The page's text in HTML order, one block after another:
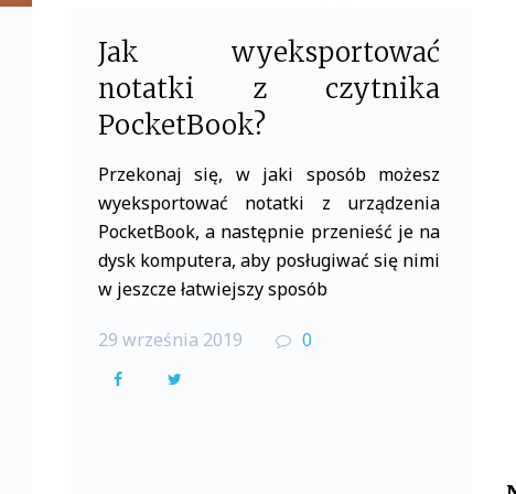
Jak wyeksportować
notatki z czytnika
PocketBook?
Przekonaj się, w jaki sposób możesz
wyeksportować notatki z urządzenia
PocketBook, a następnie przenieść je na
dysk komputera, aby posługiwać się nimi
w jeszcze łatwiejszy sposób
29 września 2019 0
F